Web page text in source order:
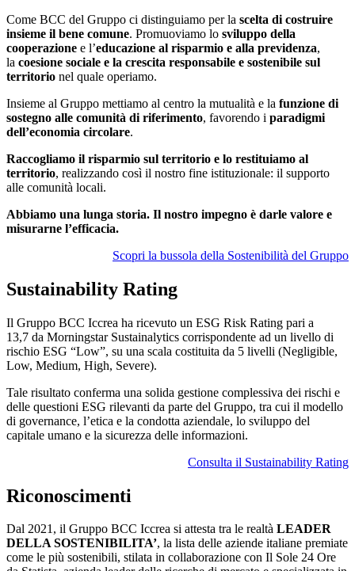
Come BCC del Gruppo ci distinguiamo per la scelta di costruire
insieme il bene comune. Promuoviamo lo sviluppo della
cooperazione e l’educazione al risparmio e alla previdenza,
la coesione sociale e la crescita responsabile e sostenibile sul
territorio nel quale operiamo.
Insieme al Gruppo mettiamo al centro la mutualità e la funzione di
sostegno alle comunità di riferimento, favorendo i paradigmi
dell’economia circolare.
Raccogliamo il risparmio sul territorio e lo restituiamo al
territorio, realizzando così il nostro fine istituzionale: il supporto
alle comunità locali.
Abbiamo una lunga storia. Il nostro impegno è darle valore e
misurarne l’efficacia.
Scopri la bussola della Sostenibilità del Gruppo
Sustainability Rating
Il Gruppo BCC Iccrea ha ricevuto un ESG Risk Rating pari a
13,7 da Morningstar Sustainalytics corrispondente ad un livello di
rischio ESG “Low”, su una scala costituita da 5 livelli (Negligible,
Low, Medium, High, Severe).
Tale risultato conferma una solida gestione complessiva dei rischi e
delle questioni ESG rilevanti da parte del Gruppo, tra cui il modello
di governance, l’etica e la condotta aziendale, lo sviluppo del
capitale umano e la sicurezza delle informazioni.
Consulta il Sustainability Rating
Riconoscimenti
Dal 2021, il Gruppo BCC Iccrea si attesta tra le realtà LEADER
DELLA SOSTENIBILITA’, la lista delle aziende italiane premiate
come le più sostenibili, stilata in collaborazione con Il Sole 24 Ore